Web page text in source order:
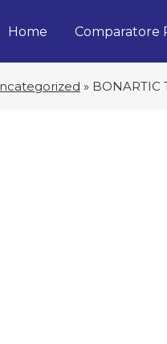
Home Comparatore
» BONARTIC